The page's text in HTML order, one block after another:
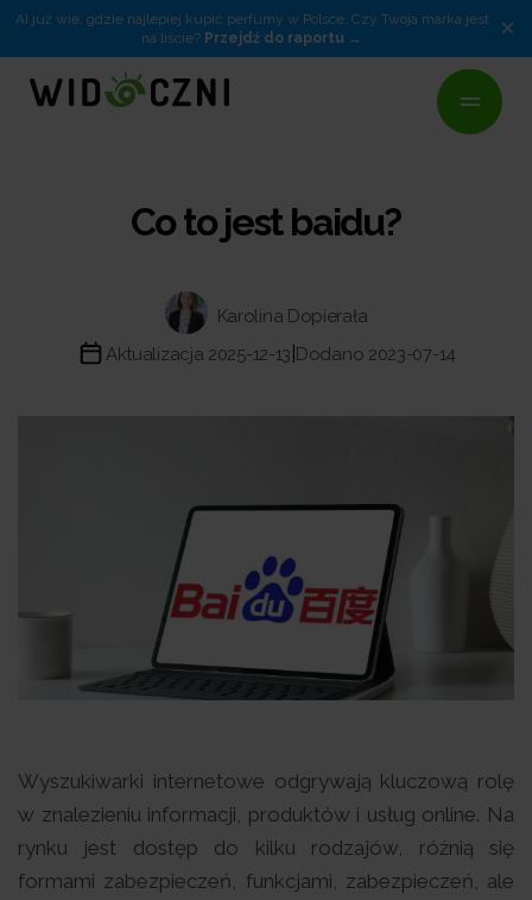
AI już wie, gdzie najlepiej kupić perfumy w Polsce. Czy Twoja marka jest
na liście? Przejdź do raportu ×
Co to jest baidu?
Karolina Dopierała
Aktualizacja 2025-12-13 Dodano 2023-07-14
Wyszukiwarki internetowe odgrywają kluczową rolę
w znalezieniu informacji, produktów i usług online. Na
rynku jest dostęp do kilku rodzajów, różnią się
formami zabezpieczeń, funkcjami, zabezpieczeń, ale